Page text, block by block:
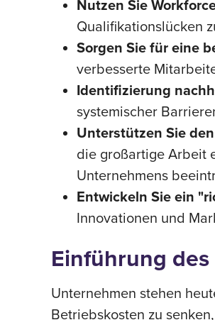
Nutzen Sie
Qualifikationslücken
Sorgen Sie für eine
verbesserte
Identifizierung
systemischer
Unterstützen Sie
die großartige Arbeit
Unternehmens
Entwickeln Sie ein
Innovationen und
Einführung
Unternehmen stehen
Betriebskosten zu